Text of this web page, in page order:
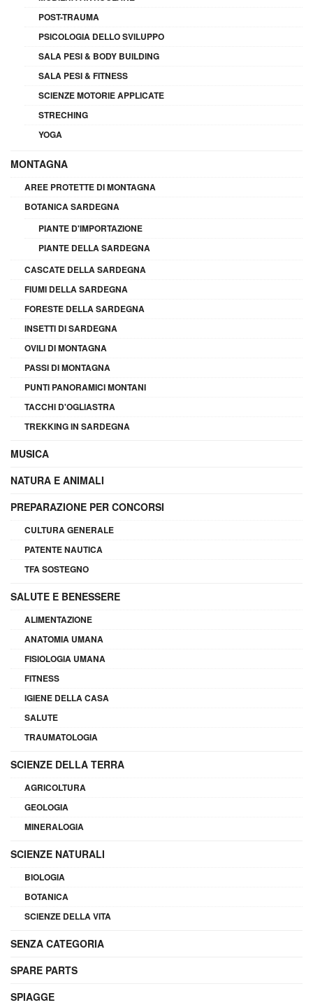
POST-TRAUMA
PSICOLOGIA DELLO SVILUPPO
SALA PESI & BODY BUILDING
SALA PESI & FITNESS
SCIENZE MOTORIE APPLICATE
STRECHING
YOGA
MONTAGNA
AREE PROTETTE DI MONTAGNA
BOTANICA SARDEGNA
PIANTE D'IMPORTAZIONE
PIANTE DELLA SARDEGNA
CASCATE DELLA SARDEGNA
FIUMI DELLA SARDEGNA
FORESTE DELLA SARDEGNA
INSETTI DI SARDEGNA
OVILI DI MONTAGNA
PASSI DI MONTAGNA
PUNTI PANORAMICI MONTANI
TACCHI D'OGLIASTRA
TREKKING IN SARDEGNA
MUSICA
NATURA E ANIMALI
PREPARAZIONE PER CONCORSI
CULTURA GENERALE
PATENTE NAUTICA
TFA SOSTEGNO
SALUTE E BENESSERE
ALIMENTAZIONE
ANATOMIA UMANA
FISIOLOGIA UMANA
FITNESS
IGIENE DELLA CASA
SALUTE
TRAUMATOLOGIA
SCIENZE DELLA TERRA
AGRICOLTURA
GEOLOGIA
MINERALOGIA
SCIENZE NATURALI
BIOLOGIA
BOTANICA
SCIENZE DELLA VITA
SENZA CATEGORIA
SPARE PARTS
SPIAGGE